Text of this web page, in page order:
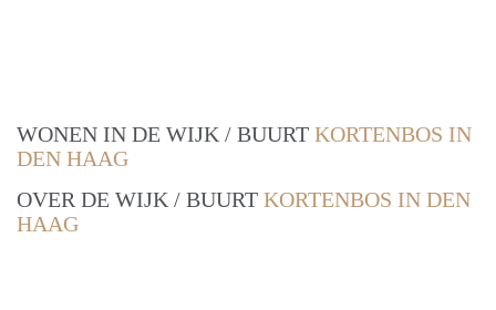
WONEN IN DE WIJK / BUURT KORTENBOS IN
DEN HAAG
OVER DE WIJK / BUURT KORTENBOS IN DEN
HAAG